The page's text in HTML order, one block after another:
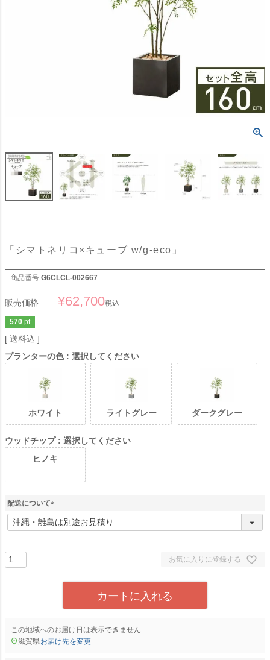
「シマトネリコ×キューブ w/g-eco」
商品番号 G6CLCL-002667
販売価格 ¥62,700税込
570 pt
送料込
プランターの色
選択してください
ホワイト ライトグレー ダークグレー
ウッドチップ
選択してください
ヒノキ
配送について
(
必
お気に入りに登録する
カートに入れる
この地域へのお届け日は表示できません
滋賀県お届け先を変更